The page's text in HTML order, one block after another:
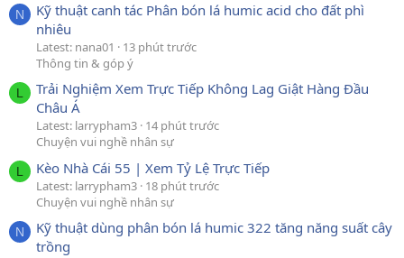
N
Kỹ thuật canh tác Phân bón lá humic acid cho đất phì
nhiêu
Latest: nana01
13 phút trước
Thông tin & góp ý
L
Trải Nghiệm Xem Trực Tiếp Không Lag Giật Hàng Đầu
Châu Á
Latest: larrypham3 14 phút trước
Chuyện vui nghề nhân sự
L Kèo Nhà Cái 55 | Xem Tỷ Lệ Trực Tiếp
Latest: larrypham3 18 phút trước
Chuyện vui nghề nhân sự
N
Kỹ thuật dùng phân bón lá humic 322 tăng năng suất cây
trồng